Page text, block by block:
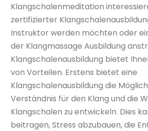
Klangschalenmeditation
zertifizierter
Instruktor werden möchten oder
der Klangmassage Ausbildung
Klangschalenausbildung bietet
von Vorteilen. Erstens bietet eine
Klangschalenausbildung die
Verständnis für den Klang und die
Klangschalen zu entwickeln. Dies
beitragen, Stress abzubauen, die